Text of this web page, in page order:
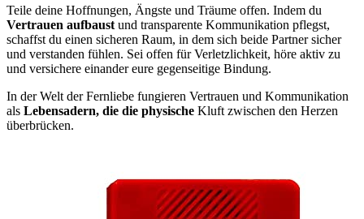
Teile deine Hoffnungen, Ängste und Träume offen. Indem du
Vertrauen aufbaust und transparente Kommunikation pflegst,
schaffst du einen sicheren Raum, in dem sich beide Partner sicher
und verstanden fühlen. Sei offen für Verletzlichkeit, höre aktiv zu
und versichere einander eure gegenseitige Bindung.
In der Welt der Fernliebe fungieren Vertrauen und Kommunikation
als Lebensadern, die die physische Kluft zwischen den Herzen
überbrücken.